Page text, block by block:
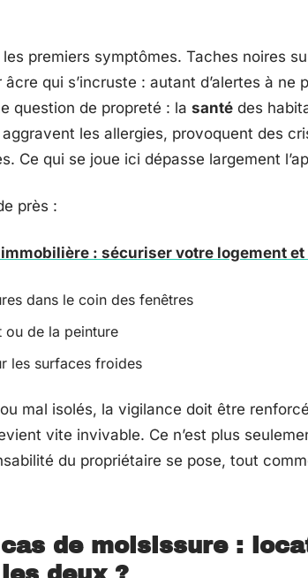
premiers symptômes. Taches noires
qui s’incruste : autant d’alertes à ne
question de propreté : la santé des
les allergies, provoquent des
Ce qui se joue ici dépasse largement
près :
: sécuriser votre logement
dans le coin des fenêtres
ou de la peinture
les surfaces froides
mal isolés, la vigilance doit être
vite invivable. Ce n’est plus
du propriétaire se pose, tout
de moisissure :